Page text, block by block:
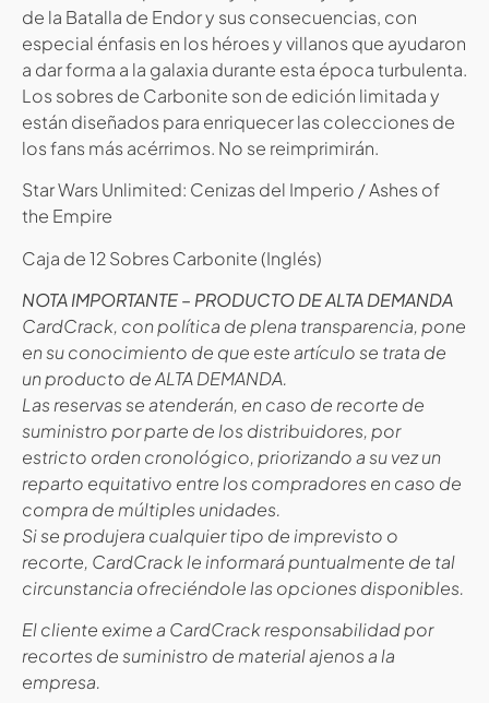
de la Batalla de Endor y sus consecuencias, con
especial énfasis en los héroes y villanos que ayudaron
a dar forma a la galaxia durante esta época turbulenta.
Los sobres de Carbonite son de edición limitada y
están diseñados para enriquecer las colecciones de
los fans más acérrimos. No se reimprimirán.
Star Wars Unlimited: Cenizas del Imperio / Ashes of
the Empire
Caja de 12 Sobres Carbonite (Inglés)
NOTA IMPORTANTE – PRODUCTO DE ALTA DEMANDA
CardCrack, con política de plena transparencia, pone
en su conocimiento de que este artículo se trata de
un producto de ALTA DEMANDA.
Las reservas se atenderán, en caso de recorte de
suministro por parte de los distribuidores, por
estricto orden cronológico, priorizando a su vez un
reparto equitativo entre los compradores en caso de
compra de múltiples unidades.
Si se produjera cualquier tipo de imprevisto o
recorte, CardCrack le informará puntualmente de tal
circunstancia ofreciéndole las opciones disponibles.
El cliente exime a CardCrack responsabilidad por
recortes de suministro de material ajenos a la
empresa.